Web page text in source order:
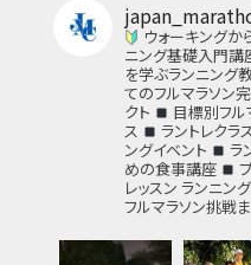
ウォーキングか
ニング基礎入門講
を学ぶランニング
てのフルマラソン
クト
目標別フル
ス
ラントレクラ
ングイベント
ラ
めの食事講座
レッスン ランニン
フルマラソン挑戦